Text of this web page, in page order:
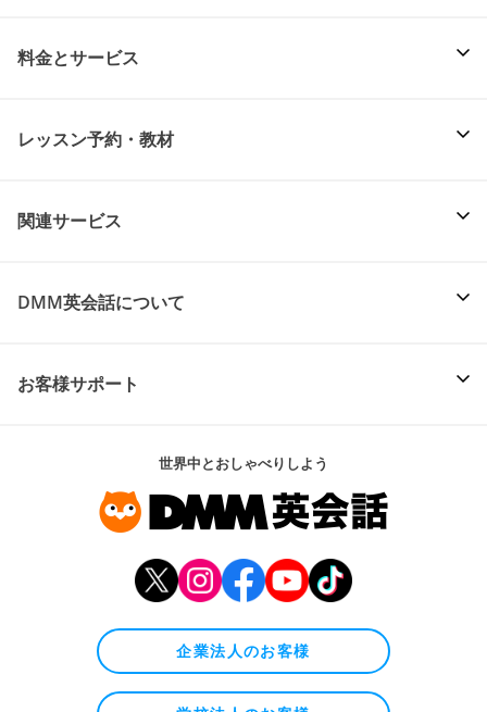
料金とサービス
レッスン予約・教材
関連サービス
DMM英会話について
お客様サポート
世界中とおしゃべりしよう
企業法人のお客様